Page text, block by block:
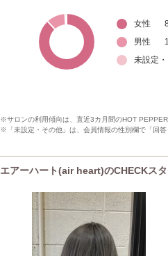
女性
男性
未設定
※サロンの利用傾向は、直近3カ月間のHOT
※「未設定・その他」は、会員情報の性別欄で「回
エアーハート(air heart)のCHECKス